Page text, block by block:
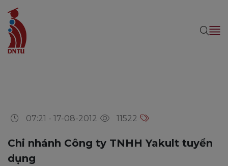
07:21 - 17-08-2012 11522
Chi nhánh Công ty TNHH Yakult tuyển
dụng